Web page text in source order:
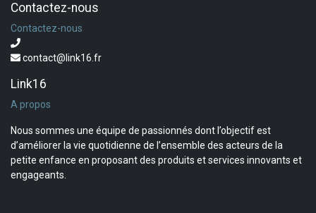
Contactez-nous
Contactez-nous
contact@link16.fr
Link16
A propos
Nous sommes une équipe de passionnés dont l’objectif est
d’améliorer la vie quotidienne de l’ensemble des acteurs de la
petite enfance en proposant des produits et services innovants et
engageants.